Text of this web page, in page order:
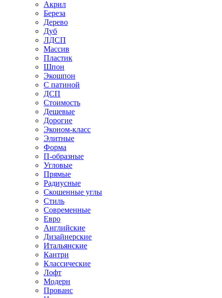
Акрил
Береза
Дерево
Дуб
ЛДСП
Массив
Пластик
Шпон
Экошпон
С патиной
ДСП
Стоимость
Дешевые
Дорогие
Эконом-класс
Элитные
Форма
П-образные
Угловые
Прямые
Радиусные
Скошенные углы
Стиль
Современные
Евро
Английские
Дизайнерские
Итальянские
Кантри
Классические
Лофт
Модерн
Прованс